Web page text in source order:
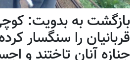
بازگشت به بدویت:
قربانیان را سنگسار
جنازه آنان تاختند و